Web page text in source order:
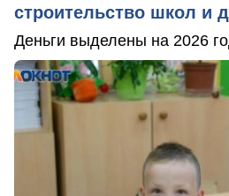
строительство школ и
Деньги выделены на 2026